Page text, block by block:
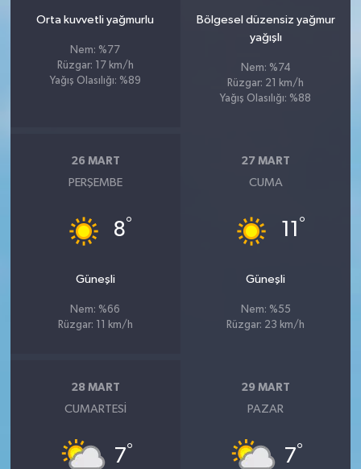
Orta kuvvetli yağmurlu
Nem: %77
Rüzgar: 17 km/h
Yağış Olasılığı: %89
Bölgesel düzensiz yağmur
yağışlı
Nem: %74
Rüzgar: 21 km/h
Yağış Olasılığı: %88
26 MART
PERŞEMBE
8°
Güneşli
Nem: %66
Rüzgar: 11 km/h
27 MART
CUMA
11 °
Güneşli
Nem: %55
Rüzgar: 23 km/h
28 MART
CUMARTESI
7°
29 MART
PAZAR
7°